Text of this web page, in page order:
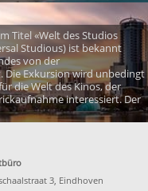
Titel «Welt des Studios
Studious) ist bekannt
von der
Die Exkursion wird unbedingt
die Welt des Kinos, der
interessiert. Der
3, Eindhoven